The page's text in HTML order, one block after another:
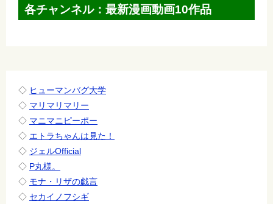
各チャンネル：最新漫画動画10作品
◇ ヒューマンバグ大学
◇ マリマリマリー
◇ マニマニピーポー
◇ エトラちゃんは見た！
◇ ジェルOfficial
◇ P丸様。
◇ モナ・リザの戯言
◇ セカイノフシギ